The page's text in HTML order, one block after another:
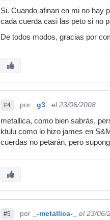
Si. Cuando afinan en mi no hay
cada cuerda casi las peto si no
De todos modos, gracias por
#4 por _g3_
el 23/06/2008
metallica, como bien sabrás,
ktulu como lo hizo james en
cuerdas no petarán, pero
#5 por _-metallica-_
el 23/06/